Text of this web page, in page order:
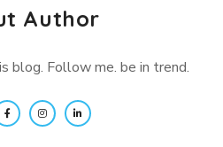
Author
blog. Follow me. be in trend.